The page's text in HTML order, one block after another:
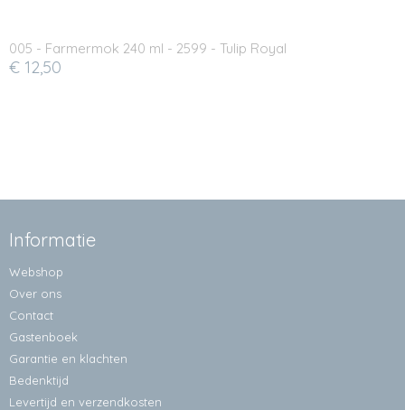
005 - Farmermok 240 ml - 2599 - Tulip Royal
€ 12,50
Informatie
Webshop
Over ons
Contact
Gastenboek
Garantie en klachten
Bedenktijd
Levertijd en verzendkosten